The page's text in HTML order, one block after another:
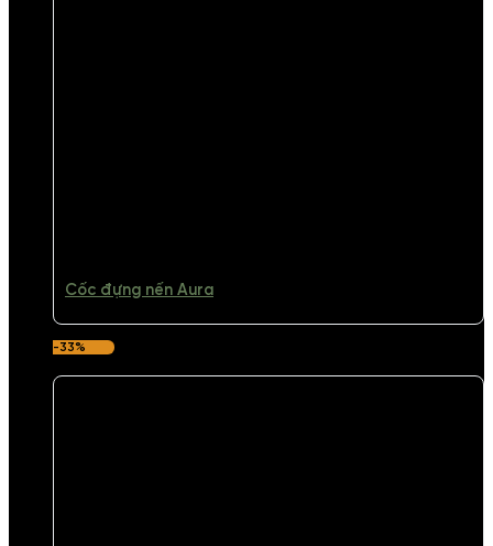
Cốc đựng nến Aura
-33%